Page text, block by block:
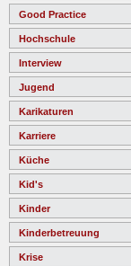
Good Practice
Hochschule
Interview
Jugend
Karikaturen
Karriere
Küche
Kid's
Kinder
Kinderbetreuung
Krise